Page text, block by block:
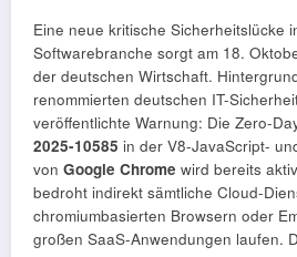
Eine neue kritische Sicherheitslücke
Softwarebranche sorgt am 18.
der deutschen Wirtschaft.
renommierten deutschen IT-
veröffentlichte Warnung: Die Zero-
2025-10585 in der V8-JavaScript-
von Google Chrome wird bereits
bedroht indirekt sämtliche Cloud-
chromiumbasierten Browsern oder
großen SaaS-Anwendungen laufen.